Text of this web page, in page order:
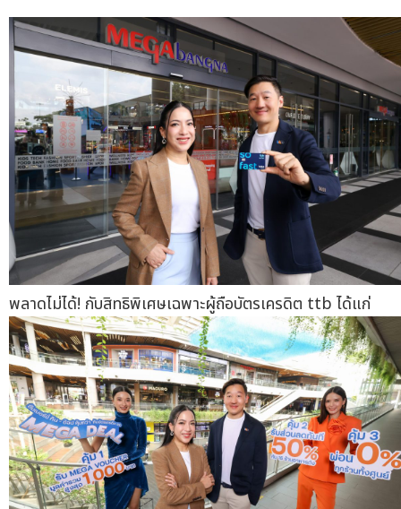
พลาดไม่ได้! กับสิทธิพิเศษเฉพาะผู้ถือบัตรเครดิต ttb ได้แก่